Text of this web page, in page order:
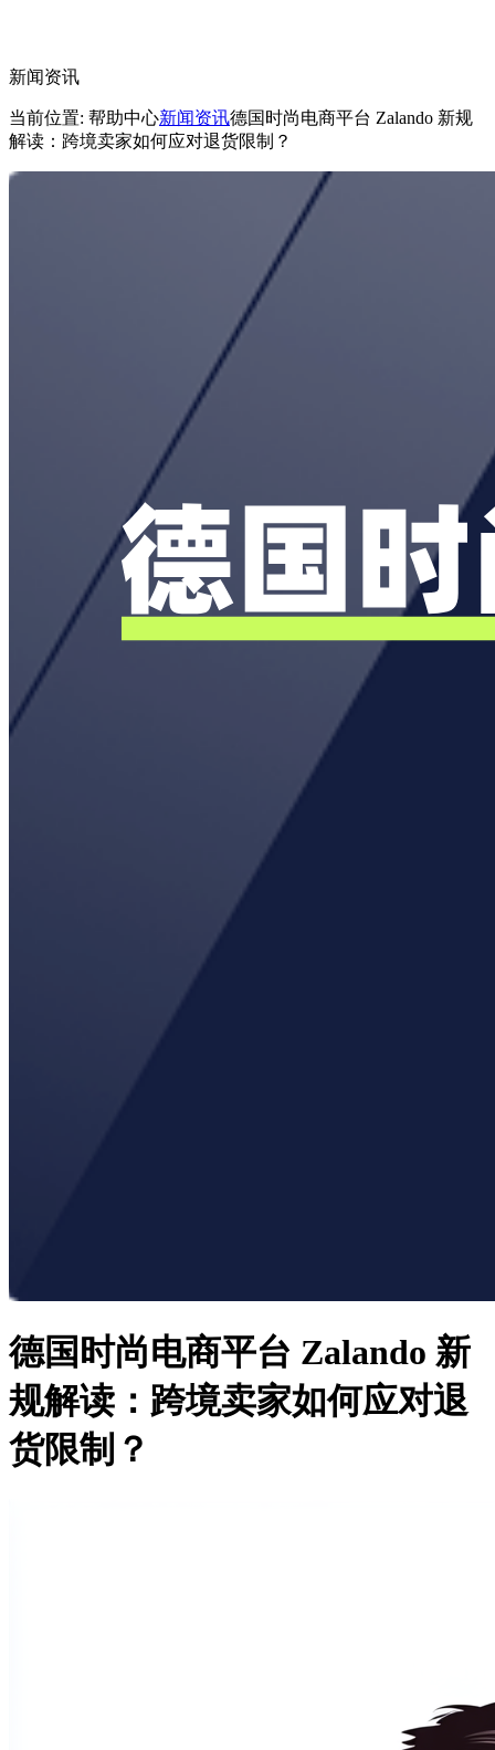
新闻资讯
当前位置: 帮助中心新闻资讯德国时尚电商平台 Zalando 新规
解读：跨境卖家如何应对退货限制？
德国时尚电商平台 Zalando 新
规解读：跨境卖家如何应对退
货限制？